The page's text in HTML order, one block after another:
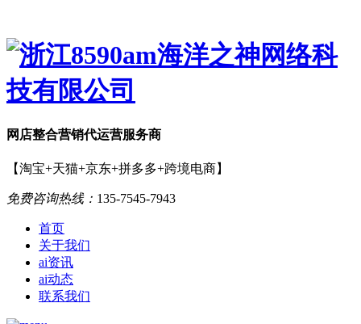
网店整合营销代运营服务商
【淘宝+天猫+京东+拼多多+跨境电商】
免费咨询热线： 135-7545-7943
首页
关于我们
ai资讯
ai动态
联系我们